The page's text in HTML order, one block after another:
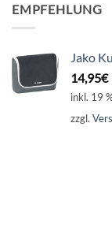
EMPFEHLUNG
Jako
14,95€
inkl. 19
zzgl.